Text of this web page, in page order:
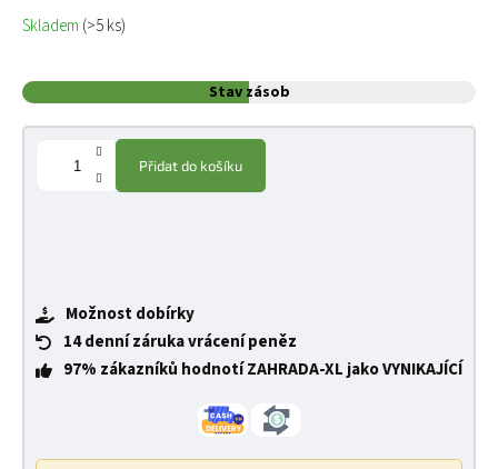
Měrná cena:
Skladem (>5 ks)
Stav zásob
Přidat do košíku
Možnost dobírky
14 denní záruka vrácení peněz
97% zákazníků hodnotí ZAHRADA-XL jako VYNIKAJÍCÍ